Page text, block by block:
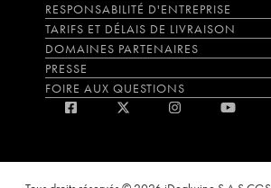
RESPONSABILITÉ D'ENTREPRISE
TARIFS ET DÉLAIS DE LIVRAISON
DOMAINES PARTENAIRES
PRESSE
FOIRE AUX QUESTIONS